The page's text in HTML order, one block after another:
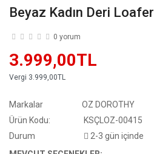
Beyaz Kadın Deri Loafer
0 yorum
3.999,00TL
Vergi 3.999,00TL
Markalar
OZ DOROTHY
Ürün Kodu:
KSÇLOZ-00415
Durum
2-3 gün içinde